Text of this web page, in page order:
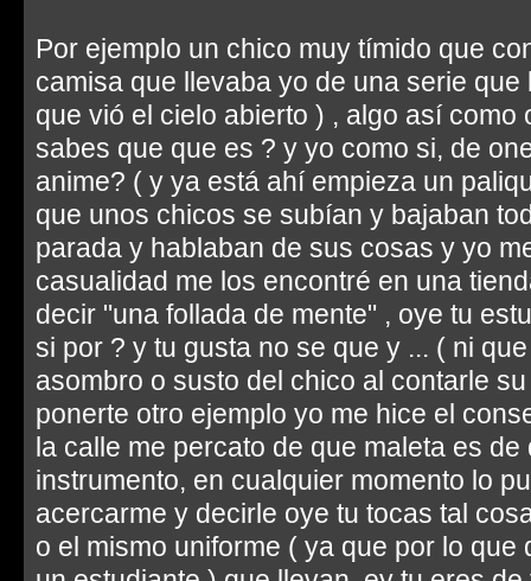
Por ejemplo un chico muy tímido que
camisa que llevaba yo de una serie
que vió el cielo abierto ) , algo así como
sabes que que es ? y yo como si, de
anime? ( y ya está ahí empieza un
que unos chicos se subían y bajaban
parada y hablaban de sus cosas y yo
casualidad me los encontré en una
decir "una follada de mente" , oye tu
si por ? y tu gusta no se que y ... ( ni
asombro o susto del chico al contarle
ponerte otro ejemplo yo me hice el
la calle me percato de que maleta es
instrumento, en cualquier momento lo
acercarme y decirle oye tu tocas tal
o el mismo uniforme ( ya que por lo